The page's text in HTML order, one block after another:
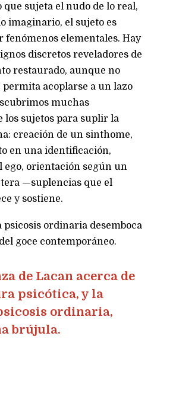
que sujeta el nudo de lo real,
imaginario, el sujeto es
fenómenos elementales. Hay
discretos reveladores de
restaurado, aunque no
permita acoplarse a un lazo
muchas
los sujetos para suplir la
creación de un sinthome,
en una identificación,
ego, orientación según un
—suplencias que el
y sostiene.
psicosis ordinaria desemboca
goce contemporáneo.
de Lacan acerca de
psicótica, y la
ordinaria,
brújula.